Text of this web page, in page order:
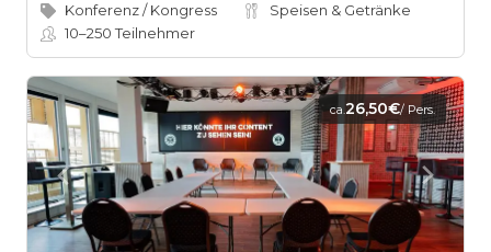
Konferenz / Kongress
Speisen & Getränke
10–250Teilnehmer
ca.26,50€/ Pers.